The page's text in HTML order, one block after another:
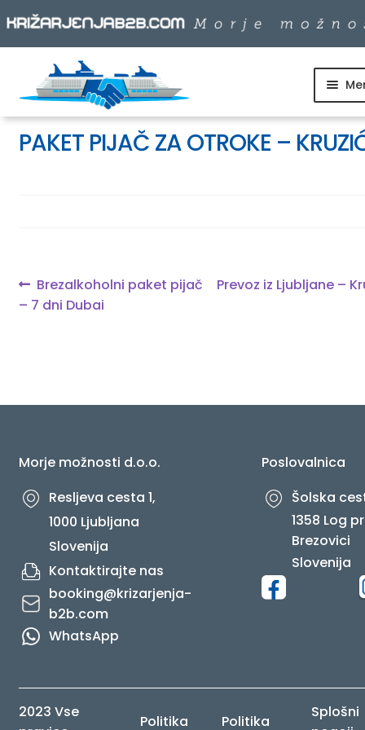
Skip
to
navigation
Skip
to
content
SKUPINSKI ODHODI
O NAS
PAKET PIJAČ ZA OTROKE –
Navigacija
prispevka
Previous
post:
Brezalkoholni paket pijač
– 7 dni Dubai
Next
Prevoz iz Ljubljane –
Morje možnosti d.o.o.
Resljeva cesta 1,
1000 Ljubljana
Slovenija
Kontaktirajte nas
booking@krizarjenja-
b2b.com
WhatsApp
Poslovalnica
Šolska
1358 Log
Brezovici
Slovenija
2023 Vse
Politika Politika
Splošni